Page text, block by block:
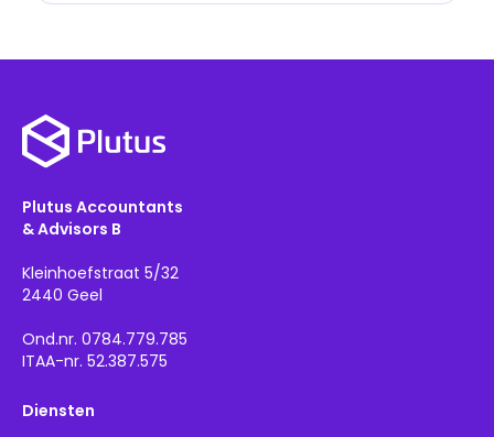
Plutus Accountants
& Advisors B
Kleinhoefstraat 5/32
2440 Geel
Ond.nr. 0784.779.785
ITAA-nr. 52.387.575
Diensten